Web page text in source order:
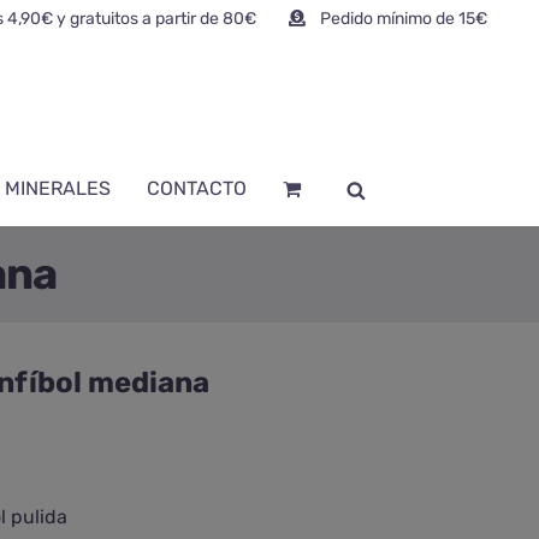
4,90€ y gratuitos a partir de 80€ Pedido mínimo de 15€
MINERALES CONTACTO
mediana
pulida